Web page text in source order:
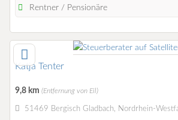
Rentner / Pensionäre
Katja Tenter
9,8 km (Entfernung von Eil)
51469 Bergisch Gladbach, Nordrhein-